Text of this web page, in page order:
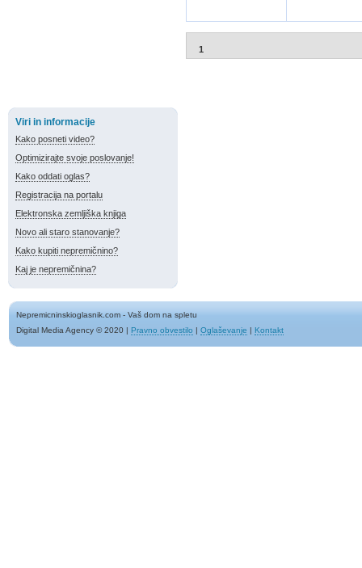
Viri in informacije
Kako posneti video?
Optimizirajte svoje poslovanje!
Kako oddati oglas?
Registracija na portalu
Elektronska zemljiška knjiga
Novo ali staro stanovanje?
Kako kupiti nepremičnino?
Kaj je nepremičnina?
1
Nepremicninskioglasnik.com - Vaš dom na spletu
Digital Media Agency © 2020 | Pravno obvestilo | Oglaševanje | Kontakt